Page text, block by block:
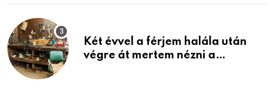
Két évvel a férjem halála után
végre át mertem nézni a